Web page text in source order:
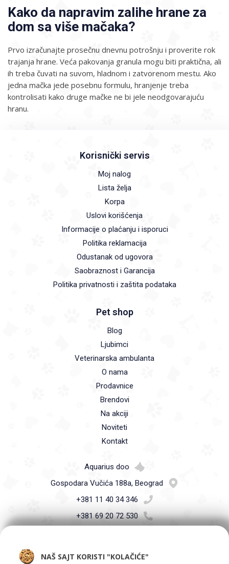
Kako da napravim zalihe hrane za
dom sa više mačaka?
Prvo izračunajte prosečnu dnevnu potrošnju i proverite rok
trajanja hrane. Veća pakovanja granula mogu biti praktična, ali
ih treba čuvati na suvom, hladnom i zatvorenom mestu. Ako
jedna mačka jede posebnu formulu, hranjenje treba
kontrolisati kako druge mačke ne bi jele neodgovarajuću
hranu.
Korisnički servis
Moj nalog
Lista želja
Korpa
Uslovi korišćenja
Informacije o plaćanju i isporuci
Politika reklamacija
Odustanak od ugovora
Saobraznost i Garancija
Politika privatnosti i zaštita podataka
Pet shop
Blog
Ljubimci
Veterinarska ambulanta
O nama
Prodavnice
Brendovi
Na akciji
Noviteti
Kontakt
Aquarius doo
Gospodara Vučića 188a, Beograd
+381 11 40 34 346
+381 69 20 72 530
NAŠ SAJT KORISTI "KOLAČIĆE"